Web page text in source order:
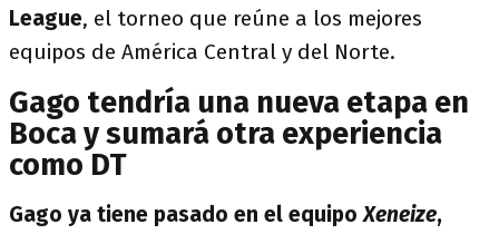
League, el torneo que reúne a los mejores
equipos de América Central y del Norte.
Gago tendría una nueva etapa en
Boca y sumará otra experiencia
como DT
Gago ya tiene pasado en el equipoXeneize,